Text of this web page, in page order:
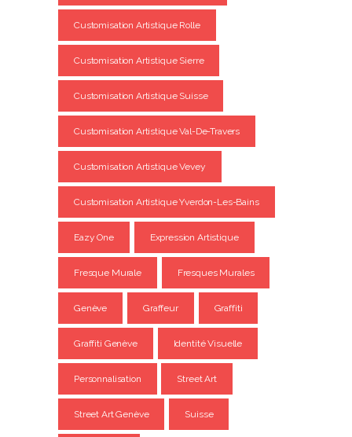
Customisation Artistique Rolle
Customisation Artistique Sierre
Customisation Artistique Suisse
Customisation Artistique Val-De-Travers
Customisation Artistique Vevey
Customisation Artistique Yverdon-Les-Bains
Eazy One Expression Artistique
Fresque Murale Fresques Murales
Genève Graffeur Graffiti
Graffiti Genève Identité Visuelle
Personnalisation Street Art
Street Art Genève Suisse